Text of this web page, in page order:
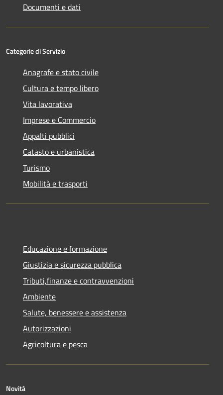
Documenti e dati
Categorie di Servizio
Anagrafe e stato civile
Cultura e tempo libero
Vita lavorativa
Imprese e Commercio
Appalti pubblici
Catasto e urbanistica
Turismo
Mobilità e trasporti
Educazione e formazione
Giustizia e sicurezza pubblica
Tributi,finanze e contravvenzioni
Ambiente
Salute, benessere e assistenza
Autorizzazioni
Agricoltura e pesca
Novità